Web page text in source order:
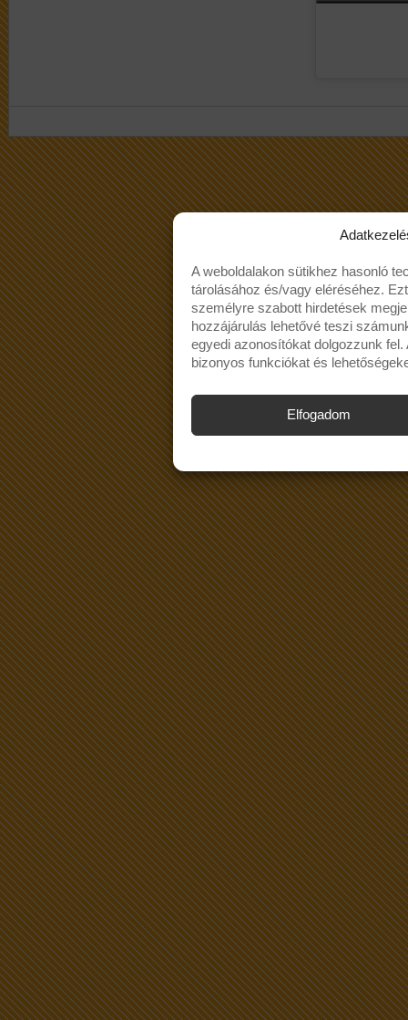
A weboldalakon sütikhez hasonló
tárolásához és/vagy eléréséhez.
személyre szabott hirdetések
hozzájárulás lehetővé teszi
egyedi azonosítókat dolgozzunk
bizonyos funkciókat és
Elfogadom